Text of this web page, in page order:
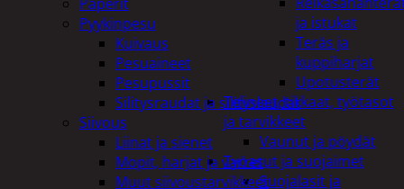
ja istukat
Teräs ja
kuppiharjat
Upotusterät
Telineet, tikkaat, työtasot
ja tarvikkeet
Vaunut ja pöydät
Työasut ja suojaimet
Suojalasit ja
Pyykinpesu
Kuivaus
Pesuaineet
Pesupussit
Silitysraudat ja silityslaudat
Siivous
Liinat ja sienet
Mopit, harjat ja varret
Muut siivoustarvikkeet